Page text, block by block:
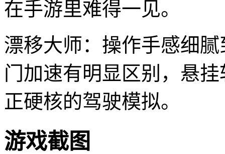
在手游里难得一见。
漂移大师：操作手感细
门加速有明显区别，悬
正硬核的驾驶模拟。
游戏截图